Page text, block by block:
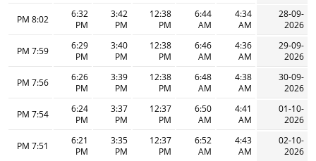
28-09-
2026
4:34
AM
6:44
AM
12:38
PM
3:42
PM
6:32
PM
8:02 PM
29-09-
2026
4:36
AM
6:46
AM
12:38
PM
3:40
PM
6:29
PM
7:59 PM
30-09-
2026
4:38
AM
6:48
AM
12:38
PM
3:39
PM
6:26
PM
7:56 PM
01-10-
2026
4:41
AM
6:50
AM
12:37
PM
3:37
PM
6:24
PM
7:54 PM
02-10-
2026
4:43
AM
6:52
AM
12:37
PM
3:35
PM
6:21
PM
7:51 PM